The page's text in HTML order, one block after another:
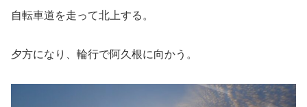
自転車道を走って北上する。
夕方になり、輪行で阿久根に向かう。